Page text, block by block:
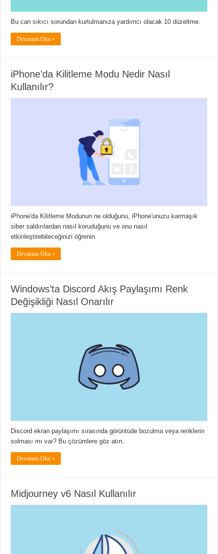
Bu can sıkıcı sorundan kurtulmanıza yardımcı olacak 10 düzeltme.
Devamını Oku »
iPhone’da Kilitleme Modu Nedir Nasıl
Kullanılır?
iPhone'da Kilitleme Modunun ne olduğunu, iPhone'unuzu karmaşık
siber saldırılardan nasıl koruduğunu ve onu nasıl
etkinleştirebileceğinizi öğrenin.
Devamını Oku »
Windows’ta Discord Akış Paylaşımı Renk
Değişikliği Nasıl Onarılır
Discord ekran paylaşımı sırasında görüntüde bozulma veya renklerin
solması mı var? Bu çözümlere göz atın.
Devamını Oku »
Midjourney v6 Nasıl Kullanılır